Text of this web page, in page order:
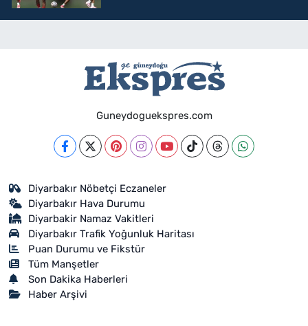
Guneydoguekspres.com
Diyarbakır Nöbetçi Eczaneler
Diyarbakır Hava Durumu
Diyarbakir Namaz Vakitleri
Diyarbakır Trafik Yoğunluk Haritası
Puan Durumu ve Fikstür
Tüm Manşetler
Son Dakika Haberleri
Haber Arşivi